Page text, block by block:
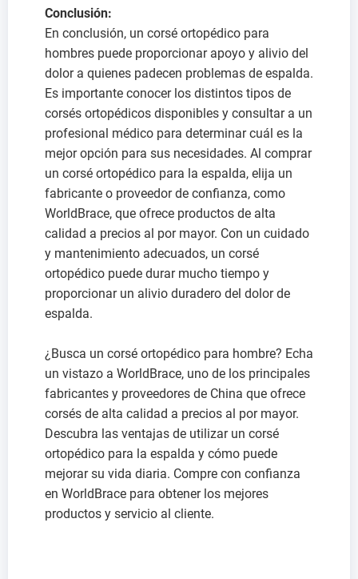
Conclusión:
En conclusión, un corsé ortopédico para
hombres puede proporcionar apoyo y alivio del
dolor a quienes padecen problemas de espalda.
Es importante conocer los distintos tipos de
corsés ortopédicos disponibles y consultar a un
profesional médico para determinar cuál es la
mejor opción para sus necesidades. Al comprar
un corsé ortopédico para la espalda, elija un
fabricante o proveedor de confianza, como
WorldBrace, que ofrece productos de alta
calidad a precios al por mayor. Con un cuidado
y mantenimiento adecuados, un corsé
ortopédico puede durar mucho tiempo y
proporcionar un alivio duradero del dolor de
espalda.
¿Busca un corsé ortopédico para hombre? Echa
un vistazo a WorldBrace, uno de los principales
fabricantes y proveedores de China que ofrece
corsés de alta calidad a precios al por mayor.
Descubra las ventajas de utilizar un corsé
ortopédico para la espalda y cómo puede
mejorar su vida diaria. Compre con confianza
en WorldBrace para obtener los mejores
productos y servicio al cliente.